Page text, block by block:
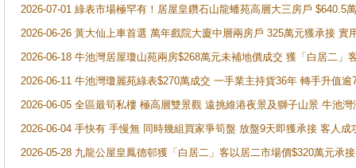
2026-07-01 綠表市場極罕有！居屋皇鑽石山龍蟠苑高層大三房戶
2026-06-26 黃大仙上車首選 萬年戲院大廈中層兩房戶 325萬元獲承接 實
2026-06-18 牛池灣居屋瓊山苑兩房$268萬元未補地價成交 獲「白居二」
2026-06-11 牛池灣瓊麗苑綠表$270萬成交 一手業主持貨36年 轉手升值逾
2026-06-05 全區最筍私樓 極高層雙景觀 遠挑維港夜景及獅子山景 牛池
2026-06-04 手快有 手慢無 同時幾組買家爭筍盤 放盤9天即獲承接 客人
2026-05-28 九龍公屋皇鳳德邨獲「白居二」客以居二市場價$320萬元承接